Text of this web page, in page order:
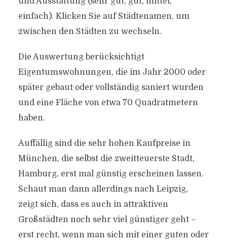
einfach). Klicken Sie auf Städtenamen, um
zwischen den Städten zu wechseln.
Die Auswertung berücksichtigt
Eigentumswohnungen, die im Jahr 2000 oder
später gebaut oder vollständig saniert wurden
und eine Fläche von etwa 70 Quadratmetern
haben.
Auffällig sind die sehr hohen Kaufpreise in
München, die selbst die zweitteuerste Stadt,
Hamburg, erst mal günstig erscheinen lassen.
Schaut man dann allerdings nach Leipzig,
zeigt sich, dass es auch in attraktiven
Großstädten noch sehr viel günstiger geht –
erst recht, wenn man sich mit einer guten oder